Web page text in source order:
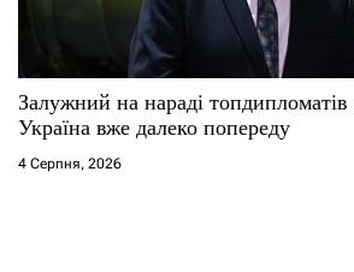
Залужний на нараді
Україна вже далеко попереду
4 Серпня, 2026